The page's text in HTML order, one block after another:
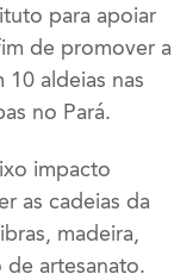
para apoiar
de promover a
aldeias nas
no Pará.
impacto
as cadeias da
madeira,
de artesanato.